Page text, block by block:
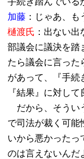
加藤 ：じゃあ、
樋渡氏 ：出ない
部議会に議決を踏
たら議会に言った
があって、『手続
『結果』に対し
だから、そうい
で司法が裁く可能
いから悪かったっ
のは言えないんだ